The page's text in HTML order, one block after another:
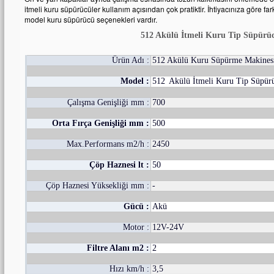
itmeli kuru süpürücüler kullanım açısından çok pratiktir. İhtiyacınıza göre
model kuru süpürücü seçenekleri vardır.
512 Akülü İtmeli Kuru Tip
Ürün Adı : 512 Akülü Kuru Süpürme
Model : 512 Akülü İtmeli Kuru Tip
Çalışma Genişliği mm : 700
Orta Fırça Genişliği mm : 500
Max.Performans m2/h : 2450
Çöp Haznesi lt : 50
Çöp Haznesi Yüksekliği mm : -
Gücü : Akü
Motor : 12V-24V
Filtre Alanı m2 : 2
Hızı km/h : 3,5